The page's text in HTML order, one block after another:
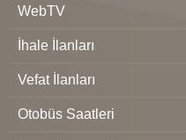
WebTV
İhale İlanları
Vefat İlanları
Otobüs Saatleri